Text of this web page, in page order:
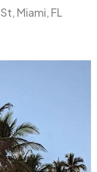
Miami, FL